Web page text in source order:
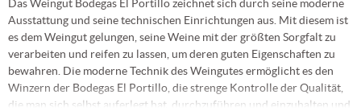
Das Weingut Bodegas El Portillo zeichnet sich durch seine moderne
Ausstattung und seine technischen Einrichtungen aus. Mit diesem ist
es dem Weingut gelungen, seine Weine mit der größten Sorgfalt zu
verarbeiten und reifen zu lassen, um deren guten Eigenschaften zu
bewahren. Die moderne Technik des Weingutes ermöglicht es den
Winzern der Bodegas El Portillo, die strenge Kontrolle der Qualität,
die man sich selbst auferlegt hat, durchzuführen und einzuhalten und